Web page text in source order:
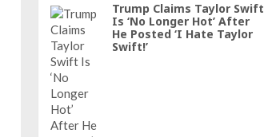
Trump Claims Taylor Swift
Is ‘No Longer Hot’ After
He Posted ‘I Hate Taylor
Swift!’